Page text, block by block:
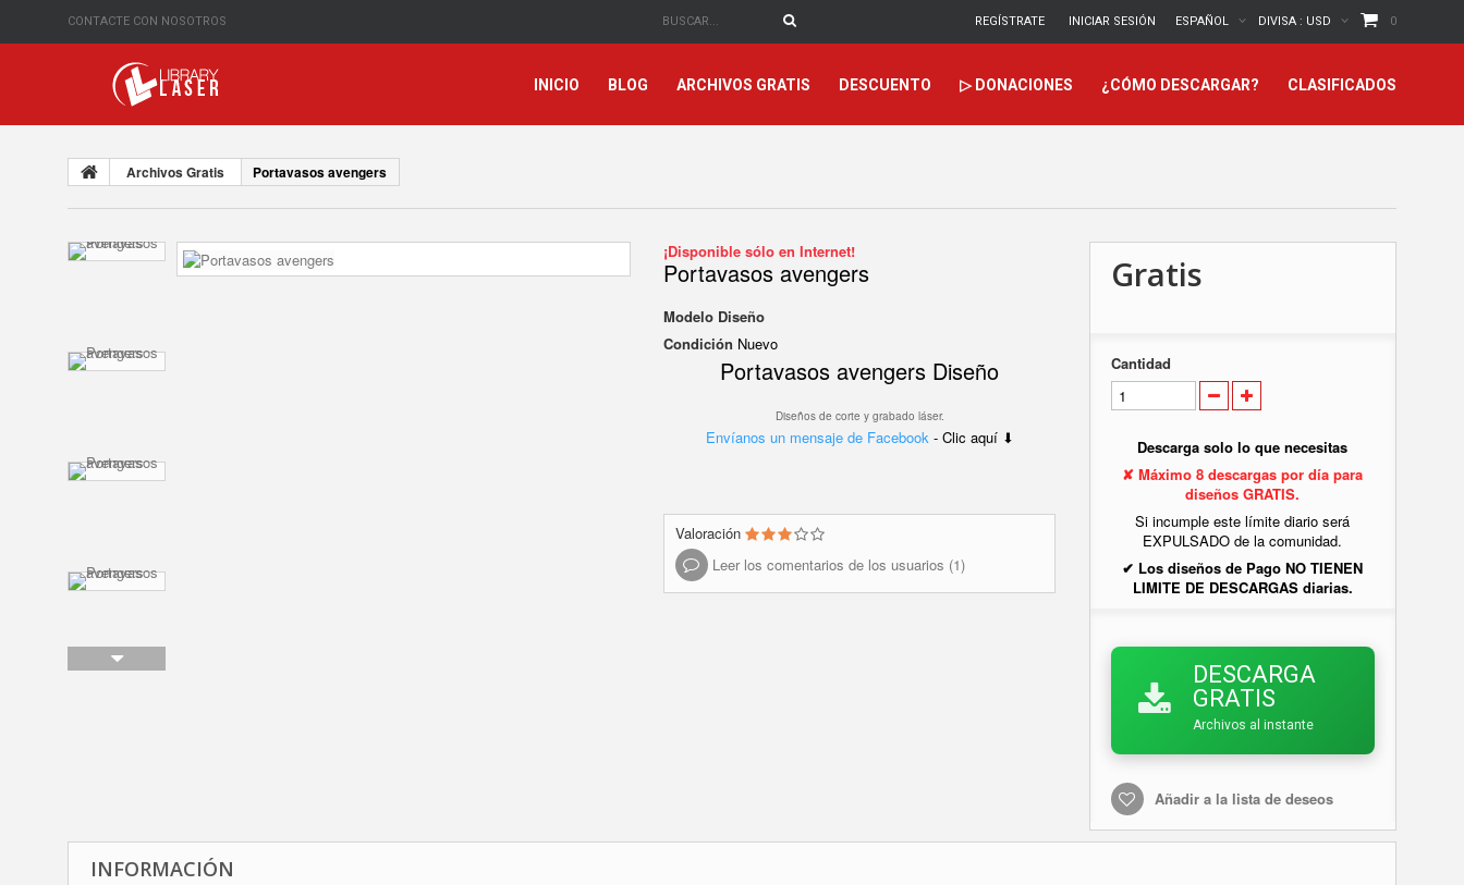
CONTACTE CON NOSOTROS 0
DIVISA : USD
ESPAÑOL
INICIAR SESIÓN
REGÍSTRATE
INICIO BLOG ARCHIVOS GRATIS DESCUENTO ▷ DONACIONES ¿CÓMO DESCARGAR? CLASIFICADOS
Archivos Gratis Portavasos avengers
¡Disponible sólo en Internet!
Portavasos avengers
Modelo Diseño
Condición Nuevo
Portavasos avengers Diseño
Diseños de corte y grabado láser.
Envíanos un mensaje de Facebook - Clic aquí ⬇
Valoración
Leer los comentarios de los usuarios (1)
Gratis
Cantidad
Descarga solo lo que necesitas
✘ Máximo 8 descargas por día para
diseños GRATIS.
Si incumple este límite diario será
EXPULSADO de la comunidad.
✔ Los diseños de Pago NO TIENEN
LIMITE DE DESCARGAS diarias.
DESCARGA
GRATIS
Archivos al instante
Añadir a la lista de deseos
INFORMACIÓN